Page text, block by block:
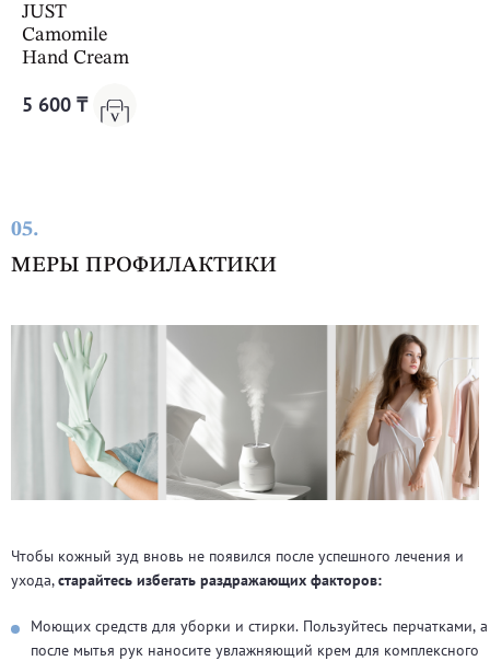
JUST
Camomile
Hand Cream
5 600 ₸
05.
МЕРЫ ПРОФИЛАКТИКИ
Чтобы кожный зуд вновь не появился после успешного лечения и
ухода,старайтесь избегать раздражающих факторов:
Моющих средств для уборки и стирки. Пользуйтесь перчатками, а
после мытья рук наносите увлажняющий крем для комплексного